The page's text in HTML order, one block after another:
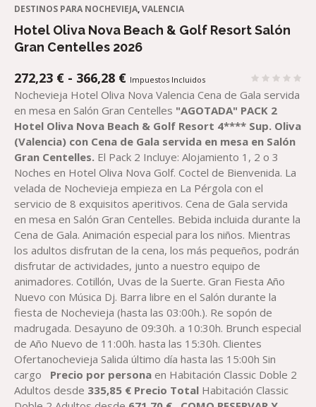
DESTINOS PARA NOCHEVIEJA,VALENCIA
Hotel Oliva Nova Beach & Golf Resort Salón
Gran Centelles 2026
272,23 € - 366,28 €RANGO
DE
PRECIOS:
DESDE
272,23 €
HASTA
366,28 €
Impuestos Incluidos
Nochevieja Hotel Oliva Nova Valencia Cena de Gala servida
en mesa en Salón Gran Centelles "AGOTADA" PACK 2
Hotel Oliva Nova Beach & Golf Resort 4**** Sup. Oliva
(Valencia) con Cena de Gala servida en mesa en Salón
Gran Centelles. El Pack 2 Incluye: Alojamiento 1, 2 o 3
Noches en Hotel Oliva Nova Golf. Coctel de Bienvenida. La
velada de Nochevieja empieza en La Pérgola con el
servicio de 8 exquisitos aperitivos. Cena de Gala servida
en mesa en Salón Gran Centelles. Bebida incluida durante la
Cena de Gala. Animación especial para los niños. Mientras
los adultos disfrutan de la cena, los más pequeños, podrán
disfrutar de actividades, junto a nuestro equipo de
animadores. Cotillón, Uvas de la Suerte. Gran Fiesta Año
Nuevo con Música Dj. Barra libre en el Salón durante la
fiesta de Nochevieja (hasta las 03:00h.). Re sopón de
madrugada. Desayuno de 09:30h. a 10:30h. Brunch especial
de Año Nuevo de 11:00h. hasta las 15:30h. Clientes
Ofertanochevieja Salida último día hasta las 15:00h Sin
cargo Precio por persona en Habitación Classic Doble 2
Adultos desde 335,85 € Precio Total Habitación Classic